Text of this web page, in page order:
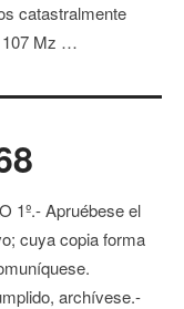
catastralmente
107 Mz …
1º.- Apruébese el
cuya copia forma
archívese.-